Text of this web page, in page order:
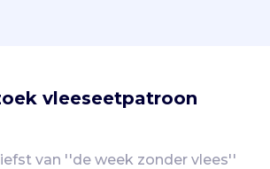
vleeseetpatroon
van ''de week zonder vlees''